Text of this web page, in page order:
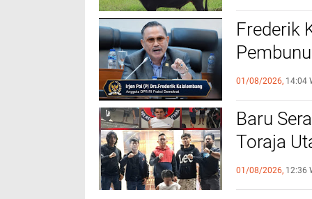
Utara
Frederik
01/08/2026, 14:04
Baru
Toraja
Pelaku
01/08/2026, 12:36